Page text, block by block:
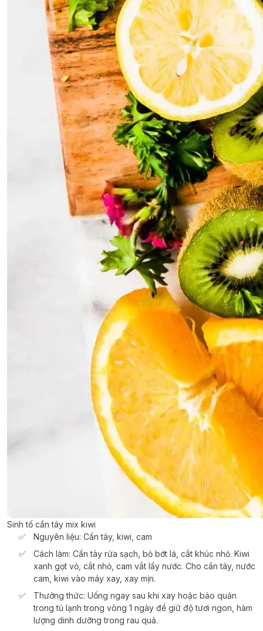
Sinh tố cần tây mix kiwi
Nguyên liệu: Cần tây, kiwi, cam
Cách làm: Cần tây rửa sạch, bỏ bớt lá, cắt khúc nhỏ. Kiwi
xanh gọt vỏ, cắt nhỏ, cam vắt lấy nước. Cho cần tây, nước
cam, kiwi vào máy xay, xay mịn.
Thưởng thức: Uống ngay sau khi xay hoặc bảo quản
trong tủ lạnh trong vòng 1 ngày để giữ độ tươi ngon, hàm
lượng dinh dưỡng trong rau quả.